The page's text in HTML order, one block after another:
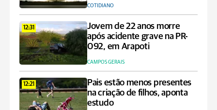
COTIDIANO
12:31
Jovem de 22 anos morre
após acidente grave na PR-
092, em Arapoti
CAMPOS GERAIS
12:21
Pais estão menos presentes
na criação de filhos, aponta
estudo